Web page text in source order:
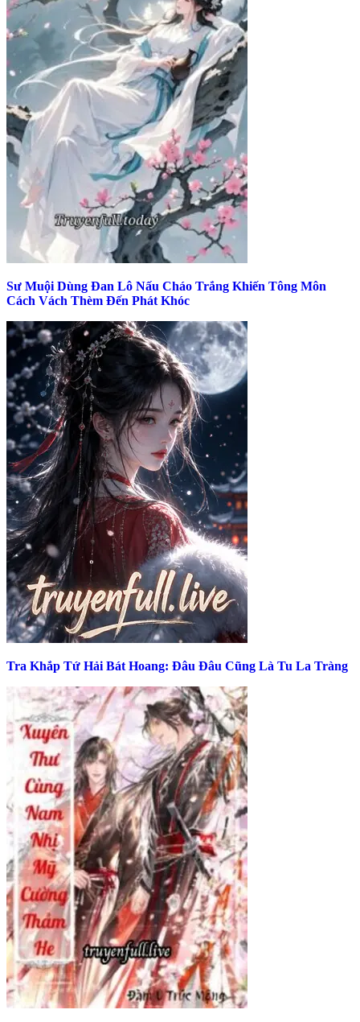
Sư Muội Dùng Đan Lô Nấu Cháo Trắng Khiến Tông Môn
Cách Vách Thèm Đến Phát Khóc
Tra Khắp Tứ Hải Bát Hoang: Đâu Đâu Cũng Là Tu La Tràng